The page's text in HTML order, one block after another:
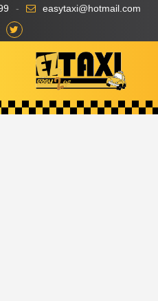
easytaxi@hotmail.com